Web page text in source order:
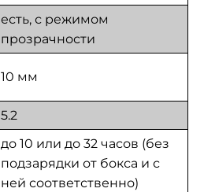
есть, с режимом
прозрачности
10 мм
5.2
до 10 или до 32 часов (без
подзарядки от бокса и с
ней соответственно)